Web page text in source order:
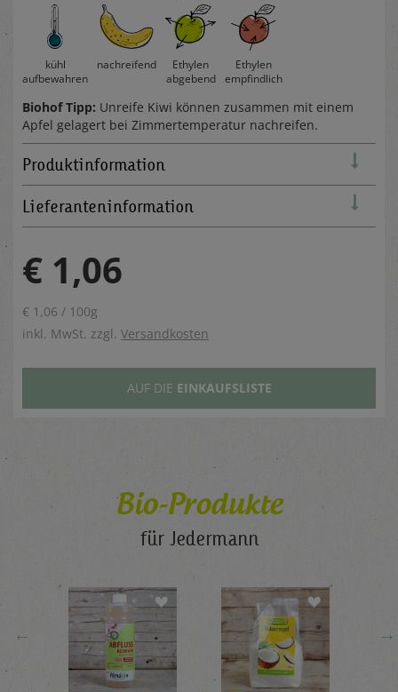
kühl
aufbewahren
nachreifend
Ethylen
abgebend
Ethylen
empfindlich
Biohof Tipp: Unreife Kiwi können zusammen mit einem
Apfel gelagert bei Zimmertemperatur nachreifen.
Produktinformation
Lieferanteninformation
€ 1,06
€ 1,06 / 100g
inkl. MwSt. zzgl. Versandkosten
AUF DIE EINKAUFSLISTE
Bio-Produkte
für Jedermann
← →